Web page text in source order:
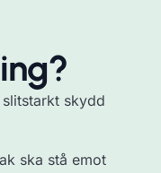
skydd
ska stå emot